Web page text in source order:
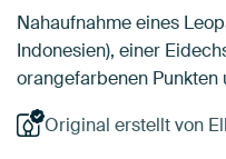
Nahaufnahme eines
Indonesien), einer
orangefarbenen
Original erstellt von